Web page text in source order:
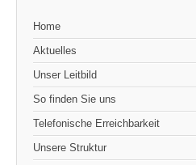
Home
Aktuelles
Unser Leitbild
So finden Sie uns
Telefonische Erreichbarkeit
Unsere Struktur